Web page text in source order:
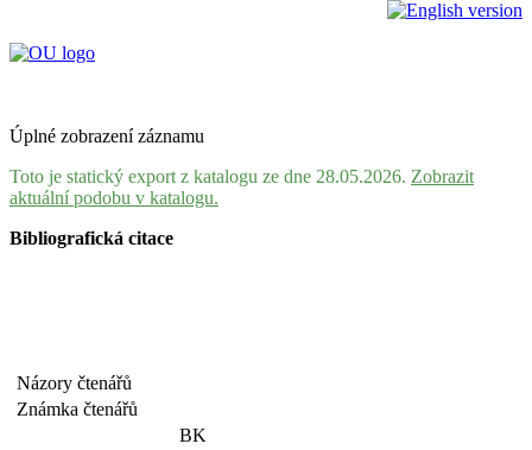
Úplné zobrazení záznamu
Toto je statický export z katalogu ze dne 28.05.2026. Zobrazit
aktuální podobu v katalogu.
Bibliografická citace
Názory čtenářů
Známka čtenářů
BK